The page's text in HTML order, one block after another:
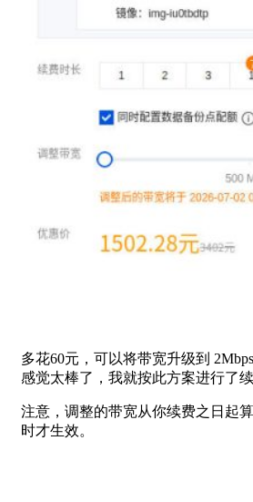
多花60元，可以将带宽升级到
感觉太棒了，我就按此方案进行了续
注意，调整的带宽从你续费之日起
时才生效。